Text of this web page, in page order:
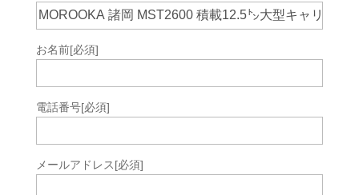
お名前[必須]
電話番号[必須]
メールアドレス[必須]